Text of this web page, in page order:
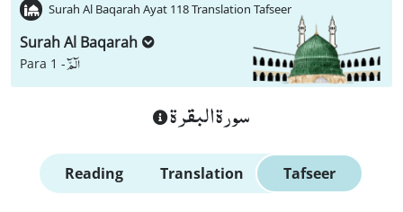
Surah Al Baqarah Ayat 118 Translation Tafseer
Surah Al Baqarah
Para 1 -الٓمّٓ
سورة البقرة
Reading Translation Tafseer